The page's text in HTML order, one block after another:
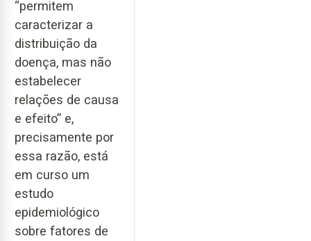
“permitem
caracterizar a
distribuição da
doença, mas não
estabelecer
relações de causa
e efeito” e,
precisamente por
essa razão, está
em curso um
estudo
epidemiológico
sobre fatores de